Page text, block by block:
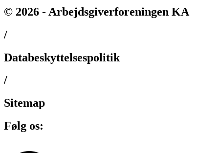
© 2026 - Arbejdsgiverforeningen KA
/
Databeskyttelsespolitik
/
Sitemap
Følg os: